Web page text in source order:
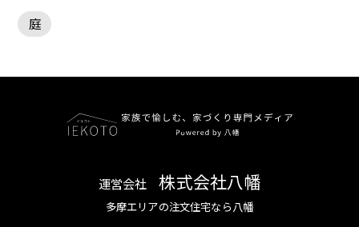
庭
運営会社 株式会社八幡
多摩エリアの注文住宅なら八幡